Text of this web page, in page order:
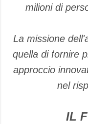
milioni di
La missione
quella di fornire
approccio
nel
IL